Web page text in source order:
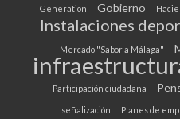
Generation
Gobierno
Instalaciones
Mercado "Sabor a Málaga"
Participación ciudadana
señalización Planes de